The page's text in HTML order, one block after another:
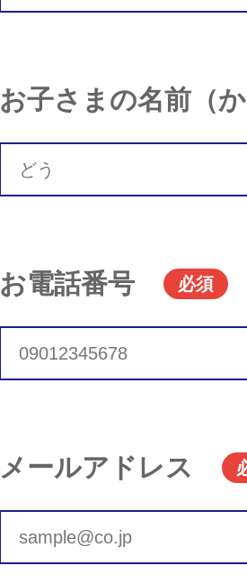
お子さまの名前（
お電話番号 必須
メールアドレス